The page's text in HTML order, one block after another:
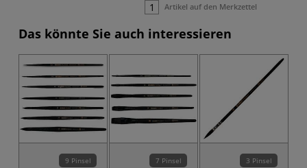
Artikel auf den Merkzettel
Das könnte Sie auch interessieren
9 Pinsel 7 Pinsel 3 Pinsel